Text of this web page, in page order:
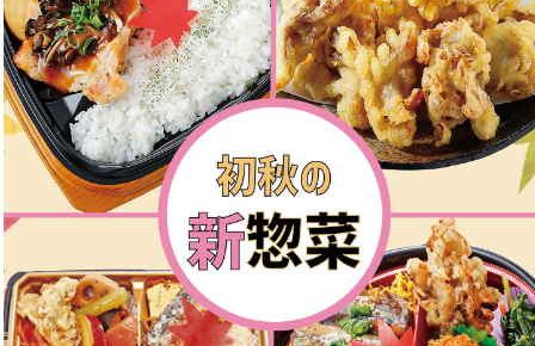
ライフネットスーパー
企業情報
IR情報
採用情報
お問い合わせ